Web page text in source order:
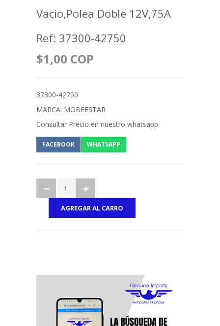
Vacio,Polea Doble 12V,75A
Ref: 37300-42750
$1,00 COP
37300-42750
MARCA: MOBEESTAR
Consultar Precio en nuestro whatsapp
FACEBOOK WHATSAPP